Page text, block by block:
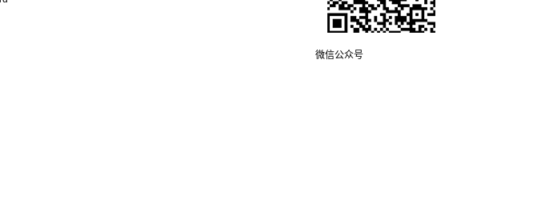
微信公众号